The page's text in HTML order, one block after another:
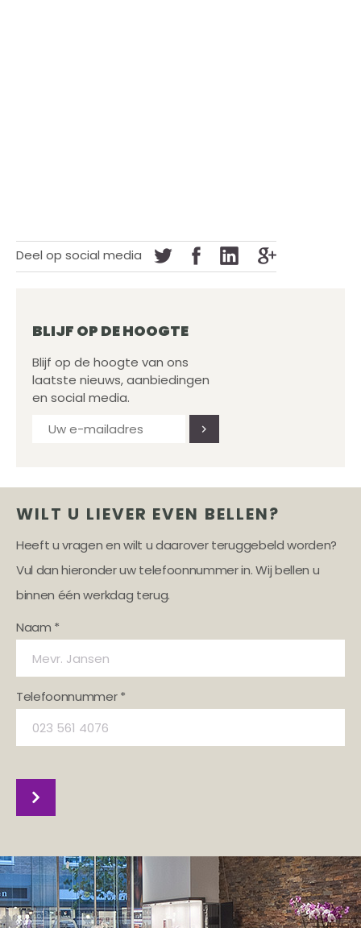
Deel op social media
BLIJF OP DE HOOGTE
Blijf op de hoogte van ons
laatste nieuws, aanbiedingen
en social media.
WILT U LIEVER EVEN BELLEN?
Heeft u vragen en wilt u daarover teruggebeld worden?
Vul dan hieronder uw telefoonnummer in. Wij bellen u
binnen één werkdag terug.
Naam *
Telefoonnummer *